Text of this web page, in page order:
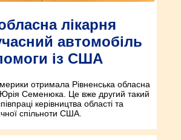
лікарня
автомобіль
із США
отримала Рівненська обласна
Юрія Семенюка. Це вже другий такий
керівництва області та
спільноти США.